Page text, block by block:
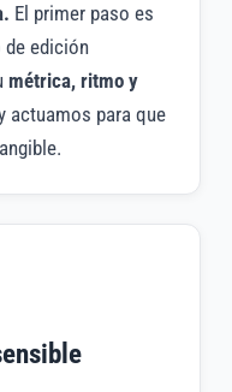
El primer paso es
edición
métrica, ritmo y
actuamos para que